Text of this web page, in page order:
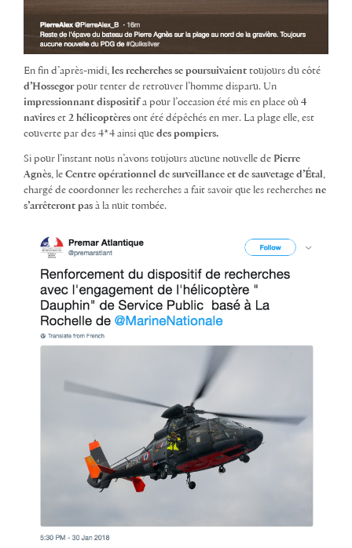
En fin d’après-midi, les recherches se poursuivaient toujours du côté
d’Hossegorpour tenter de retrouver l’homme disparu. Un
impressionnant dispositifa pour l’occasion été mis en place où 4
navires et 2 hélicoptères ont été dépêchés en mer. La plage elle, est
couverte par des 4*4 ainsi que des pompiers.
Si pour l’instant nous n’avons toujours aucune nouvelle de Pierre
Agnès, le Centre opérationnel de surveillance et de sauvetage d’Étal,
chargé de coordonner les recherches a fait savoir que les recherches ne
s’arrêteront pas à la nuit tombée.